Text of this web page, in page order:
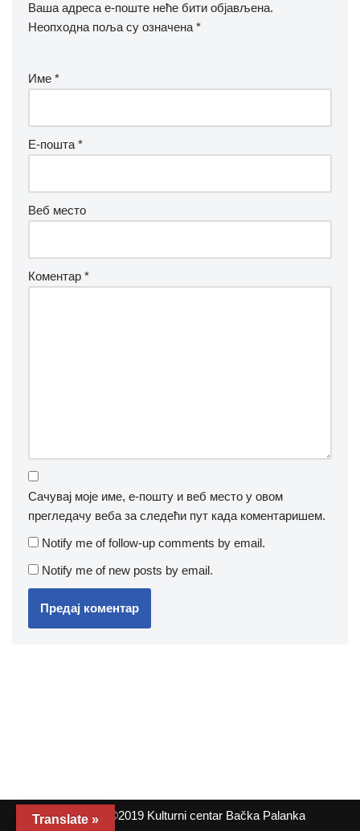
Ваша адреса е-поште неће бити објављена.
Неопходна поља су означена *
Име *
Е-пошта *
Веб место
Коментар *
Сачувај моје име, е-пошту и веб место у овом
прегледачу веба за следећи пут када коментаришем.
Notify me of follow-up comments by email.
Notify me of new posts by email.
Copyright ©2019 Kulturni centar Bačka Palanka
Translate »